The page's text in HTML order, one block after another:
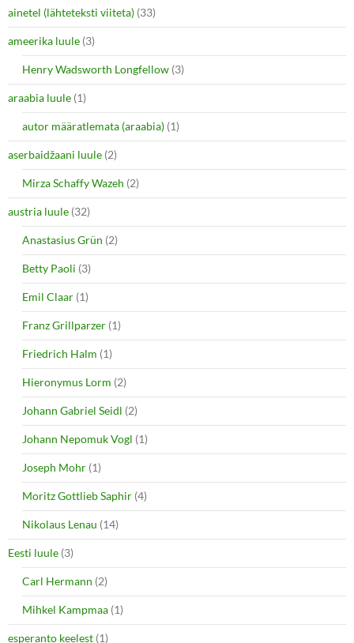
t
t
e
r
(
O
p
e
n
n
n
w
w
i
n
d
o
)
e
b
o
o
k
(
O
p
e
n
i
n
n
e
w
w
i
n
d
w
)
ainetel (lähteteksti viiteta) (33)
ameerika luule (3)
Henry Wadsworth Longfellow (3)
araabia luule (1)
autor määratlemata (araabia) (1)
aserbaidžaani luule (2)
Mirza Schaffy Wazeh (2)
austria luule (32)
Anastasius Grün (2)
Betty Paoli (3)
Emil Claar (1)
Franz Grillparzer (1)
Friedrich Halm (1)
Hieronymus Lorm (2)
Johann Gabriel Seidl (2)
Johann Nepomuk Vogl (1)
Joseph Mohr (1)
Moritz Gottlieb Saphir (4)
Nikolaus Lenau (14)
Eesti luule (3)
Carl Hermann (2)
Mihkel Kampmaa (1)
esperanto keelest (1)